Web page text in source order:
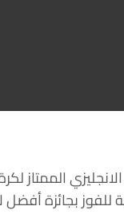
الممتاز
للفوز بجائزة